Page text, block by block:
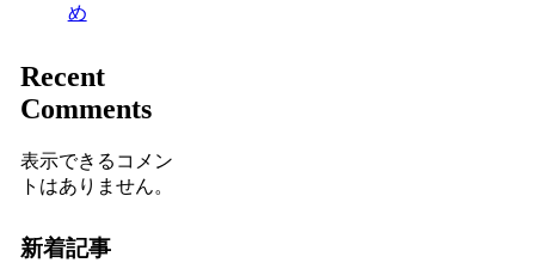
め
Recent
Comments
表示できるコメン
トはありません。
新着記事